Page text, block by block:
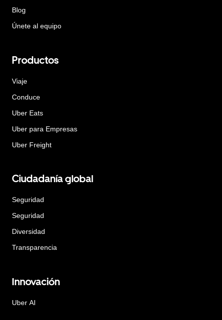
Blog
Únete al equipo
Productos
Viaje
Conduce
Uber Eats
Uber para Empresas
Uber Freight
Ciudadanía global
Seguridad
Seguridad
Diversidad
Transparencia
Innovación
Uber AI